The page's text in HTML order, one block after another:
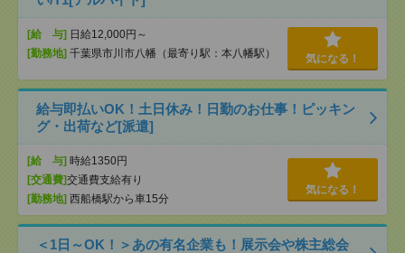
[給 与] 日給12,000円～
[勤務地] 千葉県市川市八幡（最寄り駅：本八幡駅） 気になる！
給与即払いOK！土日休み！日勤のお仕事！ピッキン
グ・出荷など[派遣]
[給 与] 時給1350円
[交通費]交通費支給有り
[勤務地] 西船橋駅から車15分
気になる！
＜1日～OK！＞あの有名企業も！展示会や株主総会